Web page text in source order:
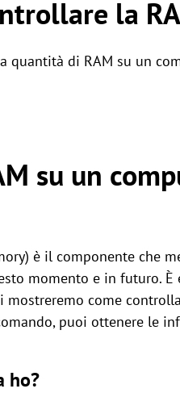
la
quantità di RAM su un
su un
è il componente
momento e in futuro.
come
puoi ottenere le
ho?